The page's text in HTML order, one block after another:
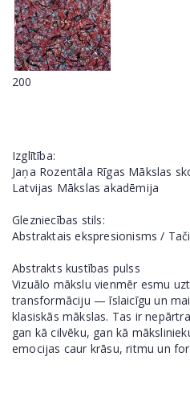
200
Izglītība:
Jaņa Rozentāla Rīgas Mākslas
Latvijas Mākslas akadēmija
Glezniecības stils:
Abstraktais ekspresionisms /
Abstrakts kustības pulss
Vizuālo mākslu vienmēr esmu
transformāciju — īslaicīgu un
klasiskās mākslas. Tas ir
gan kā cilvēku, gan kā
emocijas caur krāsu, ritmu un